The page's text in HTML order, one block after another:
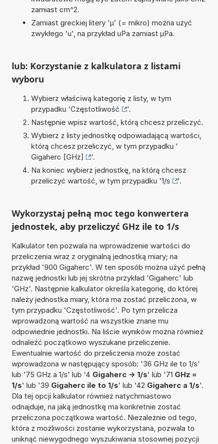
zamiast cm^2.
Zamiast greckiej litery 'µ' (= mikro) można użyć
zwykłego 'u', na przykład uPa zamiast µPa.
lub: Korzystanie z kalkulatora z listami
wyboru
Wybierz właściwą kategorię z listy, w tym
przypadku 'Częstotliwość
'.
Następnie wpisz wartość, którą chcesz przeliczyć.
Wybierz z listy jednostkę odpowiadającą wartości,
którą chcesz przeliczyć, w tym przypadku '
Gigaherc [GHz]
'.
Na koniec wybierz jednostkę, na którą chcesz
przeliczyć wartość, w tym przypadku '1/s '.
Wykorzystaj pełną moc tego konwertera
jednostek, aby przeliczyć GHz ile to 1/s
Kalkulator ten pozwala na wprowadzenie wartości do
przeliczenia wraz z oryginalną jednostką miary; na
przykład '900 Gigaherc'. W ten sposób można użyć pełną
nazwę jednostki lub jej skrótna przykład 'Gigaherc' lub
'GHz'. Następnie kalkulator określa kategorię, do której
należy jednostka miary, która ma zostać przeliczona, w
tym przypadku 'Częstotliwość'. Po tym przelicza
wprowadzoną wartość na wszystkie znane mu
odpowiednie jednostki. Na liście wyników można również
odnaleźć początkowo wyszukane przeliczenie.
Ewentualnie wartość do przeliczenia może zostać
wprowadzona w następujący sposób: '36 GHz ile to 1/s'
lub '75 GHz a 1/s' lub '4 Gigaherc -> 1/s' lub '71 GHz =
1/s' lub '39 Gigaherc ile to 1/s' lub '42 Gigaherc a 1/s'.
Dla tej opcji kalkulator również natychmiastowo
odnajduje, na jaką jednostkę ma konkretnie zostać
przeliczona początkowa wartość. Niezależnie od tego,
która z możliwości zostanie wykorzystana, pozwala to
uniknąć niewygodnego wyszukiwania stosownej pozycji